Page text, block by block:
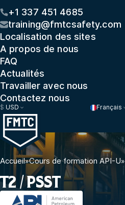
+1 337 451 4685
training@fmtcsafety.com
Localisation des sites
A propos de nous
FAQ
Actualités
Travailler avec nous
Contactez nous
$ USD Français
Accueil»Cours de formation API-U»
T2 / PSST